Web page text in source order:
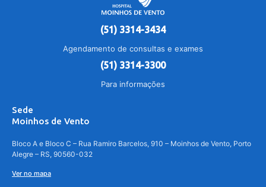
(51) 3314-3434
Agendamento de consultas e exames
(51) 3314-3300
Para informações
Sede
Moinhos de Vento
Bloco A e Bloco C – Rua Ramiro Barcelos, 910 – Moinhos de Vento, Porto
Alegre – RS, 90560-032
Ver no mapa